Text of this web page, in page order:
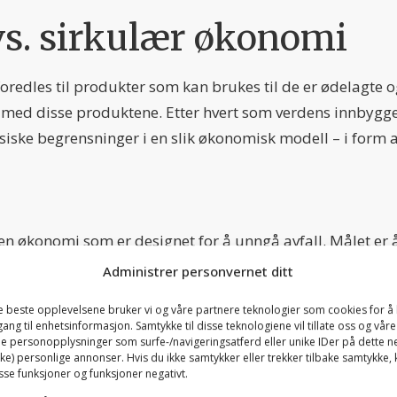
Administrer personvernet ditt
beste opplevelsene bruker vi og våre partnere teknologier som cookies for å
til enhetsinformasjon. Samtykke til disse teknologiene vil tillate oss og
personopplysninger som surfe-/navigeringsatferd eller unike IDer på dette
personlige annonser. Hvis du ikke samtykker eller trekker tilbake samtykke,
funksjoner og funksjoner negativt.
sirkulær økonomi
til produkter som kan brukes til de er ødelagte
disse produktene. Etter hvert som verdens
begrensninger i en slik økonomisk modell – i
økonomi som er designet for å unngå avfall. Målet
fungerer, samtidig som økonomisk vekst skal kunne
kjøp-, bruk- og kastøkonomien erstattes
ikke lenger brukes til sitt opprinnelige formål.